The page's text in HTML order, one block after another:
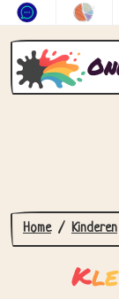
Kle